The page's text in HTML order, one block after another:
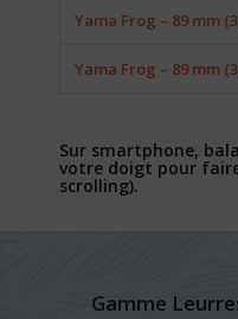
Yama Frog – 89 mm
Yama Frog – 89 mm
Sur smartphone,
votre doigt pour
scrolling).
Gamme